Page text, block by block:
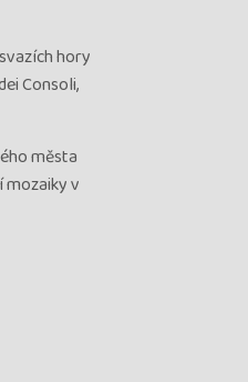
hory
Consoli,
města
v